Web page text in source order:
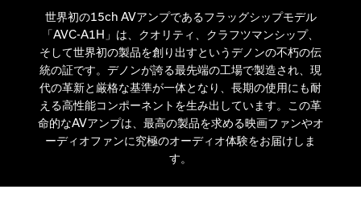
世界初の15ch AVアンプであるフラッグシップモデル
「AVC-A1H」は、クオリティ、クラフツマンシップ、
そして世界初の製品を創り出すというデノンの不朽の伝
統の証です。デノンが誇る最先端の工場で製造され、現
代の革新と厳格な基準が一体となり、長期の使用にも耐
える高性能コンポーネントを生み出しています。この革
命的なAVアンプは、最高の製品を求める映画ファンやオ
ーディオファンに究極のオーディオ体験をお届けしま
す。